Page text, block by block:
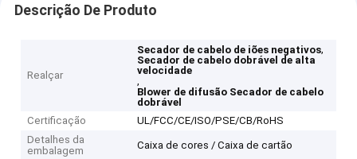
Descrição De Produto
Realçar
Secador de cabelo de iões negativos,
Secador de cabelo dobrável de alta
velocidade
,
Blower de difusão Secador de cabelo
dobrável
Certificação
UL/FCC/CE/ISO/PSE/CB/RoHS
Detalhes da
embalagem
Caixa de cores / Caixa de cartão